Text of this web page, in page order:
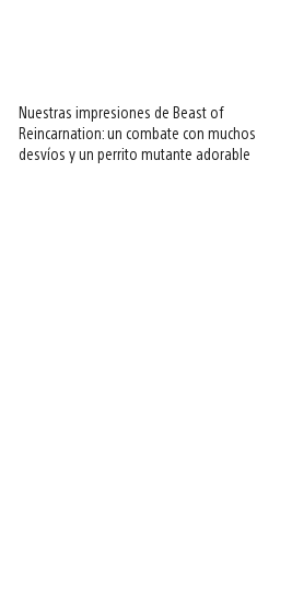
Nuestras impresiones de Beast of
Reincarnation: un combate con muchos
desvíos y un perrito mutante adorable